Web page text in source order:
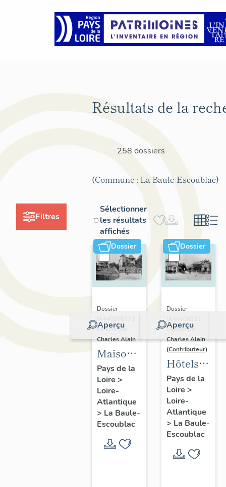
Filtres
Résultats de la
258 dossiers
(Commune : La Baule-Escoublac)
Sélectionner
les résultats
affichés
Dossier
Aperçu
Dossier
Réalisé par
Charles Alain
Maisons
dites
villas
balnéaires
et
immeubles
logements
Pays de la
Loire >
Loire-
Atlantique
> La Baule-
Escoublac
Dossier
Aperçu
Dossier
Réalisé par
Charles Alain
(Contributeur)
Hôtels
de
voyageurs
de la
commune
de La
Baule-
Escoublac
Pays de la
Loire >
Loire-
Atlantique
> La Baule-
Escoublac